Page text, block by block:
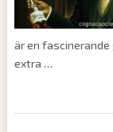
är en fascinerande
extra